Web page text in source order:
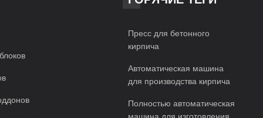
Пресс для бетонного
кирпича
Автоматическая машина
для производства кирпича
Полностью автоматическая